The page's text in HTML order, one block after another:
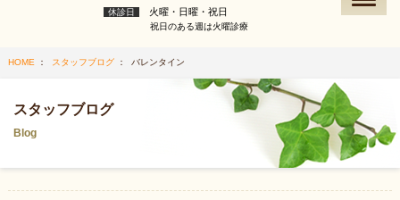
休診日 火曜・日曜・祝日
祝日のある週は火曜診療
HOME： スタッフブログ： バレンタイン
スタッフブログ
Blog